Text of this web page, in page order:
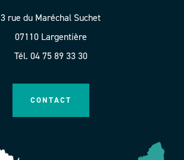
3 rue du Maréchal Suchet
07110 Largentière
Tél. 04 75 89 33 30
CONTACT